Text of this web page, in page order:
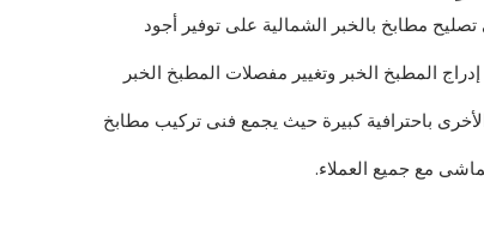
مطابخ بالخبر الشمالية على توفير أجود
المطبخ الخبر وتغيير مفصلات المطبخ الخبر
باحترافية كبيرة حيث يجمع فنى تركيب مطابخ
مع جميع العملاء.